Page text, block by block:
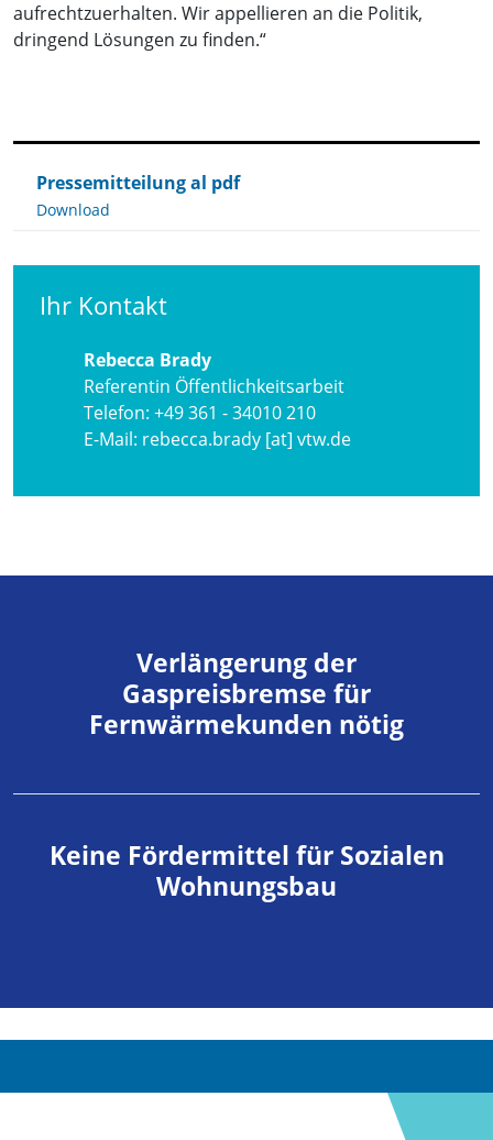
aufrechtzuerhalten. Wir appellieren an die Politik,
dringend Lösungen zu finden.“
Pressemitteilung al pdf
Download
Ihr Kontakt
Rebecca Brady
Referentin Öffentlichkeitsarbeit
Telefon: +49 361 - 34010 210
E-Mail: rebecca.brady [at] vtw.de
Verlängerung der
Gaspreisbremse für
Fernwärmekunden nötig
Keine Fördermittel für Sozialen
Wohnungsbau